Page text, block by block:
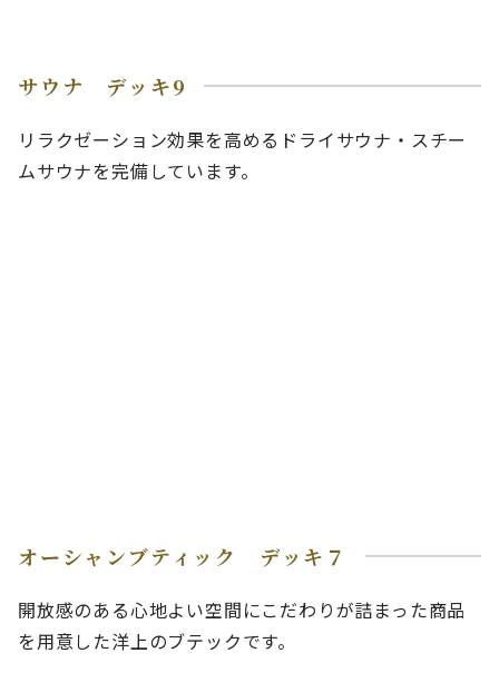
サウナ デッキ9
リラクゼーション効果を高めるドライサウナ・スチー
ムサウナを完備しています。
オーシャンブティック デッキ７
開放感のある心地よい空間にこだわりが詰まった商品
を用意した洋上のブテックです。